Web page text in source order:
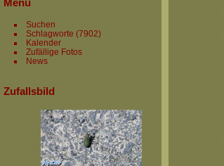
Menü
Suchen
Schlagworte (7902)
Kalender
Zufällige Fotos
News
Zufallsbild